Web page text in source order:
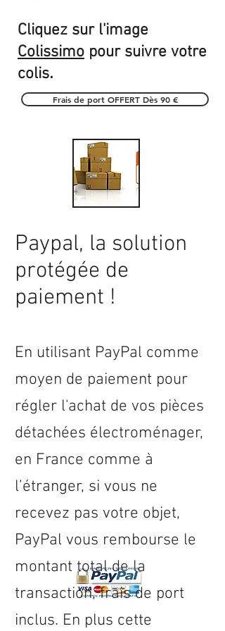
Cliquez sur l'image
Colissimo pour suivre votre
colis.
Frais de port OFFERT Dès 90 €
Paypal, la solution
protégée de
paiement !
En utilisant PayPal comme
moyen de paiement pour
régler l'achat de vos pièces
détachées électroménager,
en France comme à
l’étranger, si vous ne
recevez pas votre objet,
PayPal vous rembourse le
montant total de la
transaction, frais de port
inclus. En plus cette